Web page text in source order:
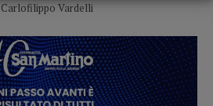
Carlofilippo Vardelli